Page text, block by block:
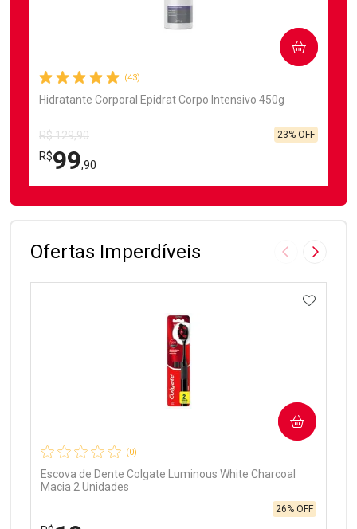
(43)
Hidratante Corporal Epidrat Corpo Intensivo 450g
R$ 129,90
R$99,90
23% OFF
COMPRAR
FECHAR
FECHAR
Ofertas Imperdíveis Imagem
(0)
Escova de Dente Colgate Luminous White Charcoal
Macia 2 Unidades
26% OFF
COMPRAR